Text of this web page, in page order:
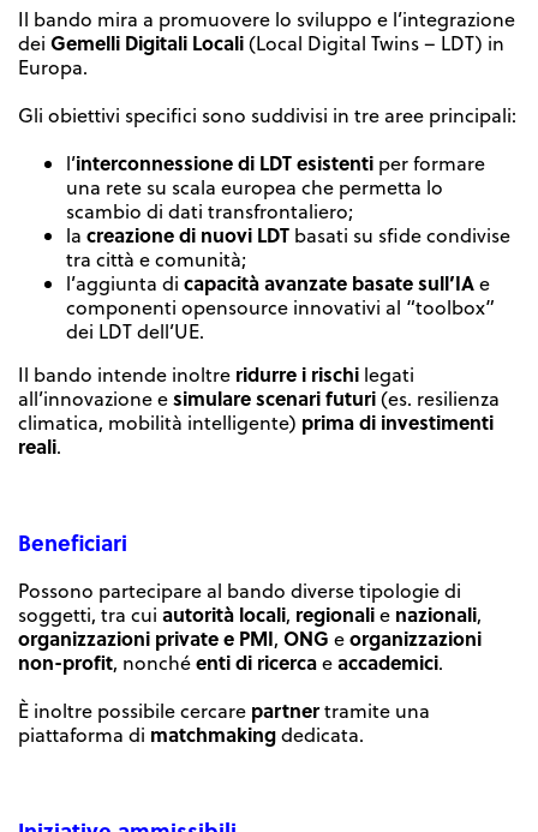
Il bando mira a promuovere lo sviluppo e l’integrazione
dei Gemelli Digitali Locali(Local Digital Twins – LDT) in
Europa.
Gli obiettivi specifici sono suddivisi in tre aree principali:
l’interconnessione di LDT esistenti per formare
una rete su scala europea che permetta lo
scambio di dati transfrontaliero;
la creazione di nuovi LDT basati su sfide condivise
tra città e comunità;
l’aggiunta di capacità avanzate basate sull’IAe
componenti opensource innovativi al “toolbox”
dei LDT dell’UE.
Il bando intende inoltre ridurre i rischi legati
all’innovazione esimulare scenari futuri(es. resilienza
climatica, mobilità intelligente) prima di investimenti
reali.
Beneficiari
Possono partecipare al bando diverse tipologie di
soggetti, tra cui autorità locali, regionalie nazionali,
organizzazioni private e PMI, ONG eorganizzazioni
non-profit, nonchéenti di ricercaeaccademici.
È inoltre possibile cercare partnertramite una
piattaforma di matchmakingdedicata.